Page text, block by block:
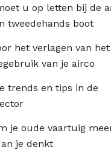
u op letten bij de
tweedehands boot
het verlagen van het
van je airco
trends en tips in de
je oude vaartuig
je denkt